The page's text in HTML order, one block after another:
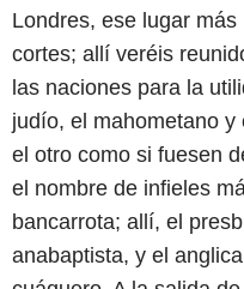
Londres, ese lugar
cortes; allí veréis
las naciones para la
judío, el mahometano
el otro como si fuesen
el nombre de infieles
bancarrota; allí, el
anabaptista, y el